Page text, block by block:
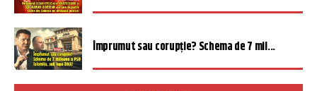
Împrumut sau corupție? Schema de 7 mil...